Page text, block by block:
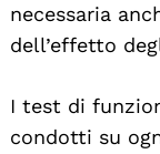
necessaria
dell’effetto
I test di
condotti su